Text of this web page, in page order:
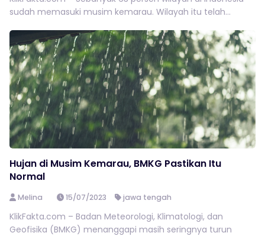
sudah memasuki musim kemarau. Wilayah itu telah...
Hujan di Musim Kemarau, BMKG Pastikan Itu
Normal
Melina 15/07/2023 jawa tengah
KlikFakta.com – Badan Meteorologi, Klimatologi, dan
Geofisika (BMKG) menanggapi masih seringnya turun